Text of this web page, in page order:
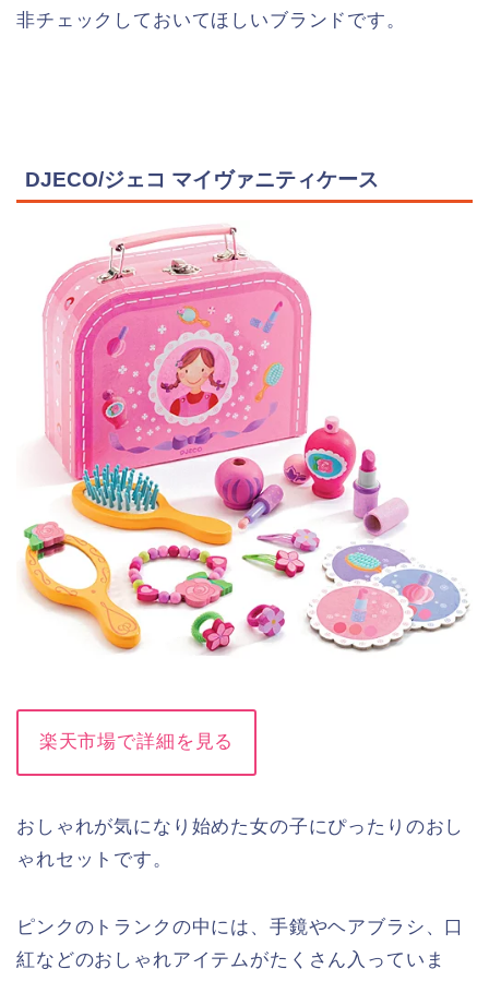
非チェックしておいてほしいブランドです。
DJECO/ジェコ マイヴァニティケース
楽天市場で詳細を見る
おしゃれが気になり始めた女の子にぴったりのおし
ゃれセットです。
ピンクのトランクの中には、手鏡やヘアブラシ、口
紅などのおしゃれアイテムがたくさん入っていま